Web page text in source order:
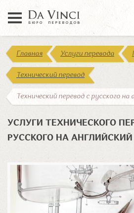
Главная Услуги перевода
Технический перевод
Технический перевод с русского на
УСЛУГИ ТЕХНИЧЕСКОГО
РУССКОГО НА